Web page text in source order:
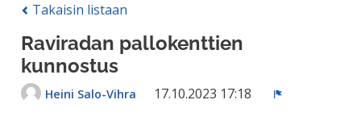
Takaisin listaan
Raviradan pallokenttien
kunnostus
Heini Salo-Vihra 17.10.2023 17:18